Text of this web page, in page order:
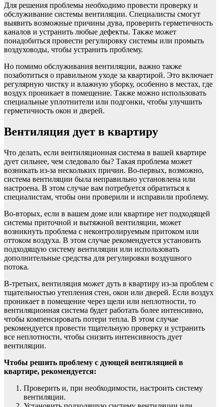
Для решения проблемы необходимо провести проверку и
обслуживание системы вентиляции. Специалисты смогут
выявить возможные причины дува, проверить герметичность
каналов и устранить любые дефекты. Также может
понадобиться провести регулировку системы или промыть
воздуховоды, чтобы устранить проблему.
Но помимо обслуживания вентиляции, важно также
позаботиться о правильном уходе за квартирой. Это включает
регулярную чистку и влажную уборку, особенно в местах, где
воздух проникает в помещение. Также можно использовать
специальные уплотнители или подгонки, чтобы улучшить
герметичность окон и дверей.
Вентиляция дует в квартиру
Что делать, если вентиляционная система в вашей квартире
дует сильнее, чем следовало бы? Такая проблема может
возникать из-за нескольких причин. Во-первых, возможно,
система вентиляции была неправильно установлена или
настроена. В этом случае вам потребуется обратиться к
специалистам, чтобы они проверили и исправили проблему.
Во-вторых, если в вашем доме или квартире нет подходящей
системы приточной и вытяжной вентиляции, может
возникнуть проблема с неконтролируемым притоком или
оттоком воздуха. В этом случае рекомендуется установить
подходящую систему вентиляции или использовать
дополнительные средства для регулировки воздушного
потока.
В-третьих, вентиляция может дуть в квартиру из-за проблем с
тщательностью утепления стен, окон или дверей. Если воздух
проникает в помещение через щели или неплотности, то
вентиляционная система будет работать более интенсивно,
чтобы компенсировать потери тепла. В этом случае
рекомендуется провести тщательную проверку и устранить
все неплотности, чтобы снизить интенсивность дует
вентиляции.
Чтобы решить проблему с дующей вентиляцией в
квартире, рекомендуется:
Проверить и, при необходимости, настроить систему
вентиляции.